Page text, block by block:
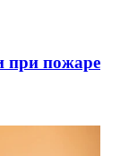
при пожаре